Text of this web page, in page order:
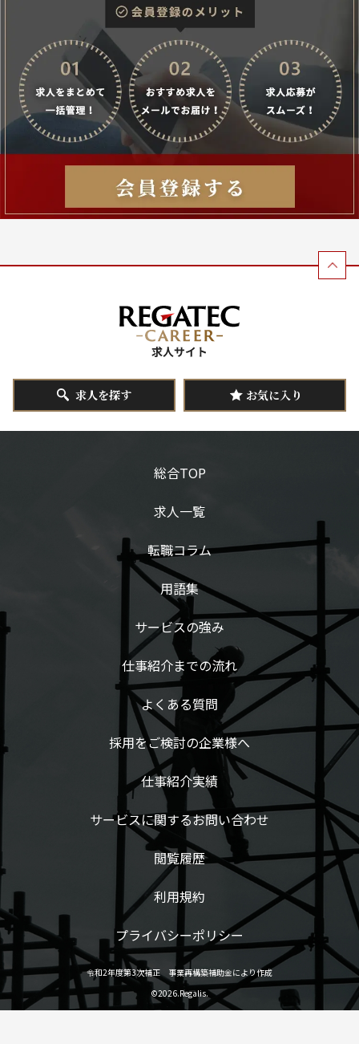
求人を探す お気に入り
総合TOP
求人一覧
転職コラム
用語集
サービスの強み
仕事紹介までの流れ
よくある質問
採用をご検討の企業様へ
仕事紹介実績
サービスに関するお問い合わせ
閲覧履歴
利用規約
プライバシーポリシー
令和2年度第3次補正 事業再構築補助金により作成
©2026.Regalis.